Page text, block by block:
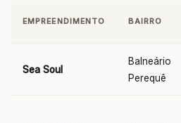
EMPREENDIMENTO BAIRRO
Sea Soul
Balneário
Perequê